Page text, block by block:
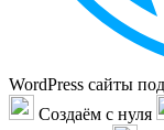
WordPress сайты
Создаём с нуля